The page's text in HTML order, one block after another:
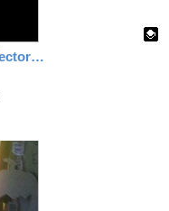
1ºA saluda a sus amigos lectores de 5ºB